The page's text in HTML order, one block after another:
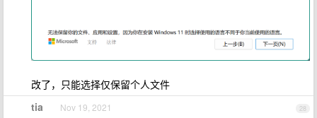
改了，只能选择仅保留个人文件
28
tia Nov 19, 2021